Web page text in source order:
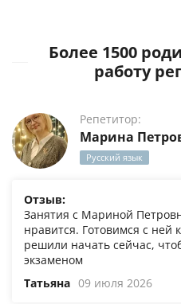
Более 1500
работу
Репетитор:
Марина
Русский язык
Отзыв:
Занятия с Мариной
нравится. Готовимся с
решили начать сейчас,
экзаменом
Татьяна 09 июля 2026